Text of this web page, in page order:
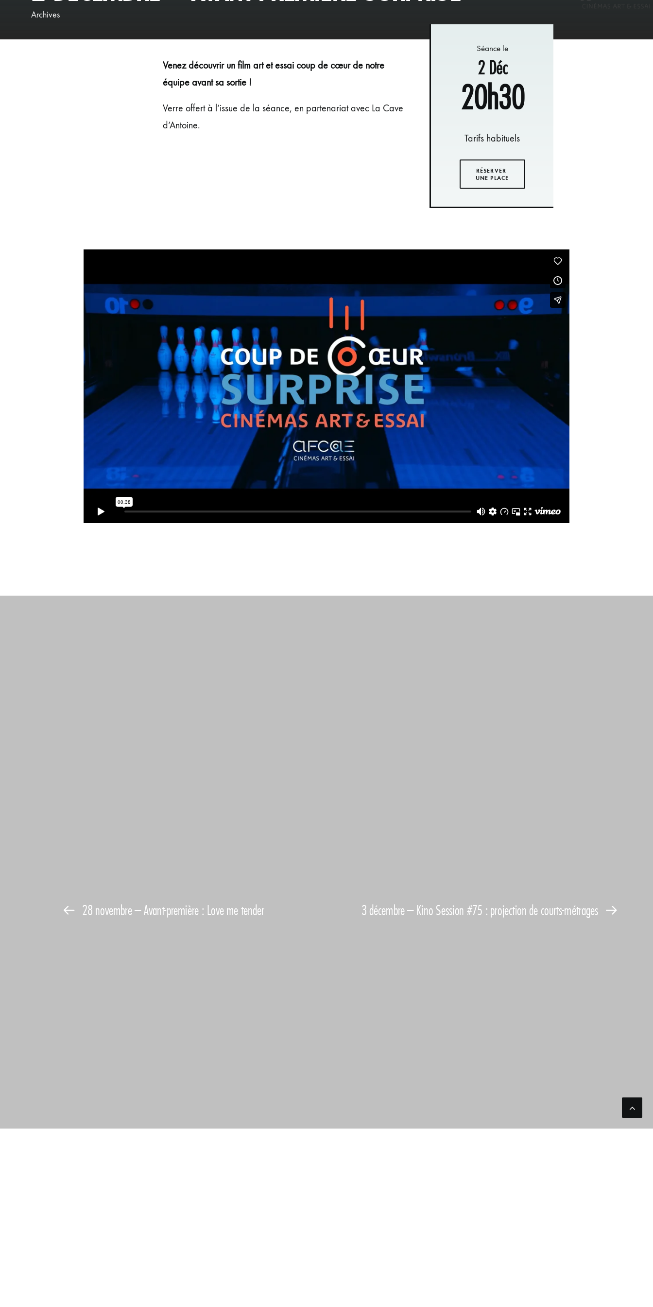
Archives
Venez découvrir un film art et essai coup de cœur de notre
équipe avant sa sortie !
Verre offert à l’issue de la séance, en partenariat avec La Cave
d’Antoine.
Séance le
2 Déc
20h30
Tarifs habituels
RÉSERVER
UNE PLACE
28 novembre – Avant-première : Love me tender 3 décembre – Kino Session #75 : projection de courts-métrages